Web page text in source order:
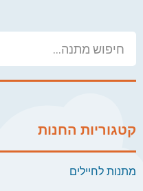
קטגוריות החנות
מתנות לחיילים